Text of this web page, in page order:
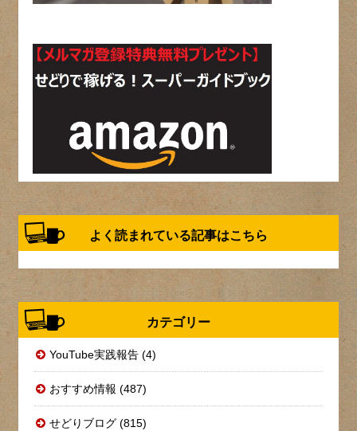
よく読まれている記事はこちら
カテゴリー
YouTube実践報告 (4)
おすすめ情報 (487)
せどりブログ (815)